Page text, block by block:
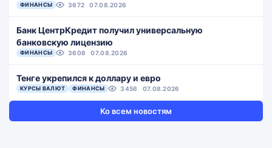
ФИНАНСЫ 3672 07.08.2026
Банк ЦентрКредит получил универсальную
банковскую лицензию
ФИНАНСЫ 3608 07.08.2026
Тенге укрепился к доллару и евро
КУРСЫ ВАЛЮТ ФИНАНСЫ 3456 07.08.2026
Ко всем новостям